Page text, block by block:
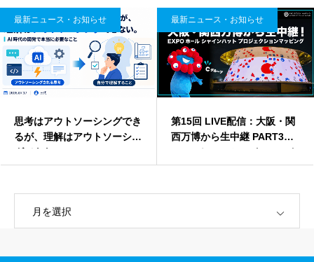
最新ニュース・お知らせ
思考はアウトソーシングでき
るが、理解はアウトソーシン
グできない。
最新ニュース・お知らせ
第15回 LIVE配信：大阪・関
西万博から生中継 PART3！
EXPOホール シャインハット
プロジェクションマッピング